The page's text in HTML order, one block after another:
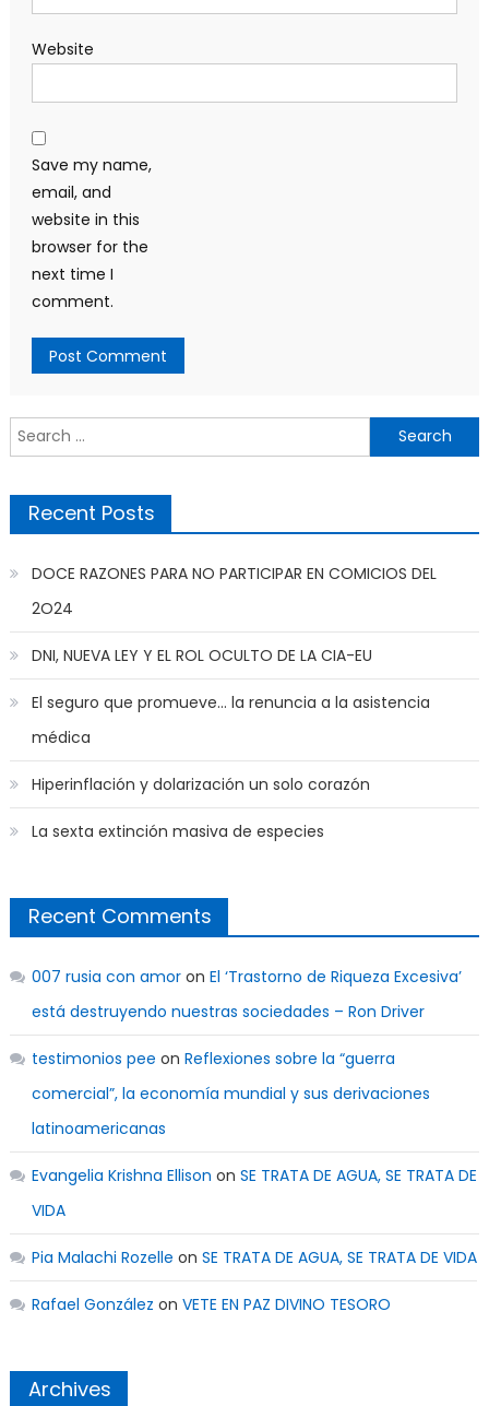
Website
Save my name,
email, and
website in this
browser for the
next time I
comment.
Search
for:
Recent Posts
DOCE RAZONES PARA NO PARTICIPAR EN COMICIOS DEL
2O24
DNI, NUEVA LEY Y EL ROL OCULTO DE LA CIA-EU
El seguro que promueve… la renuncia a la asistencia
médica
Hiperinflación y dolarización un solo corazón
La sexta extinción masiva de especies
Recent Comments
007 rusia con amoron El ‘Trastorno de Riqueza Excesiva’
está destruyendo nuestras sociedades – Ron Driver
testimonios pee on Reflexiones sobre la “guerra
comercial”, la economía mundial y sus derivaciones
latinoamericanas
Evangelia Krishna Ellison on SE TRATA DE AGUA, SE TRATA DE
VIDA
Pia Malachi Rozelle on SE TRATA DE AGUA, SE TRATA DE VIDA
Rafael González on VETE EN PAZ DIVINO TESORO
Archives